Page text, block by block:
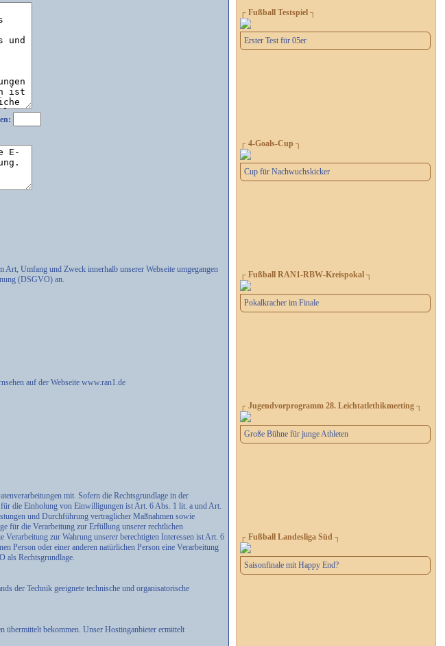
Umfang und Zweck innerhalb unserer Webseite umgegangen
(DSGVO) an.
auf der Webseite www.ran1.de
mit. Sofern die Rechtsgrundlage in der
die Einholung von Einwilligungen ist Art. 6 Abs. 1 lit. a und Art.
und Durchführung vertraglicher Maßnahmen sowie
für die Verarbeitung zur Erfüllung unserer rechtlichen
zur Wahrung unserer berechtigten Interessen ist Art. 6
Person oder einer anderen natürlichen Person eine Verarbeitung
als Rechtsgrundlage.
der Technik geeignete technische und organisatorische
übermittelt bekommen. Unser Hostinganbieter ermittelt
┌ Fußball Testspiel ┐
Erster Test für 05er
┌ 4-Goals-Cup ┐
Cup für Nachwuchskicker
┌ Fußball RAN1-RBW-Kreispokal ┐
Pokalkracher im Finale
┌ Jugendvorprogramm 28. Leichtatlethikmeeting ┐
Große Bühne für junge Athleten
┌ Fußball Landesliga Süd ┐
Saisonfinale mit Happy End?